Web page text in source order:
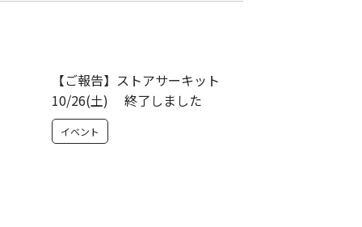
【ご報告】ストアサーキット
10/26(土) 終了しました
イベント